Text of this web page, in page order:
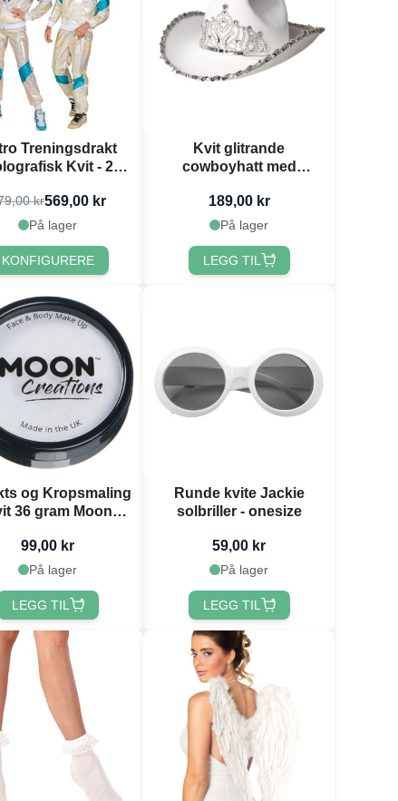
Treningsdrakt
Kvit - 2
kr569,00 kr
På lager
KONFIGURERE
Kvit glitrande
cowboyhatt med
189,00 kr
På lager
LEGG TIL
og Kropsmaling
36 gram Moon
99,00 kr
På lager
LEGG TIL
Runde kvite Jackie
solbriller - onesize
59,00 kr
På lager
LEGG TIL